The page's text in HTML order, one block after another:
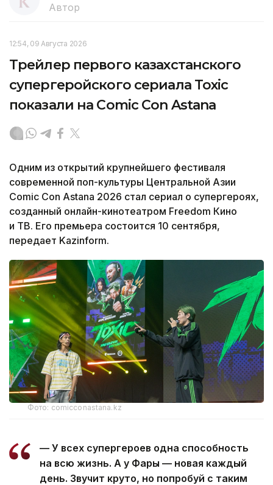
Автор
12:54, 09 Августа 2026
Трейлер первого казахстанского
супергеройского сериала Toxic
показали на Comic Con Astana
Одним из открытий крупнейшего фестиваля
современной поп-культуры Центральной Азии
Comic Con Astana 2026 стал сериал о супергероях,
созданный онлайн-кинотеатром Freedom Кино
и ТВ. Его премьера состоится 10 сентября,
передает Kazinform.
Фото: comicconastana.kz
— У всех супергероев одна способность
на всю жизнь. А у Фары — новая каждый
день. Звучит круто, но попробуй с таким